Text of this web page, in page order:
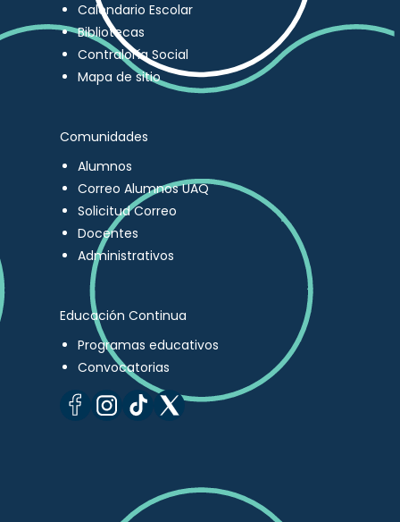
Calendario Escolar
Bibliotecas
Contraloría Social
Mapa de sitio
Comunidades
Alumnos
Correo Alumnos UAQ
Solicitud Correo
Docentes
Administrativos
Educación Continua
Programas educativos
Convocatorias